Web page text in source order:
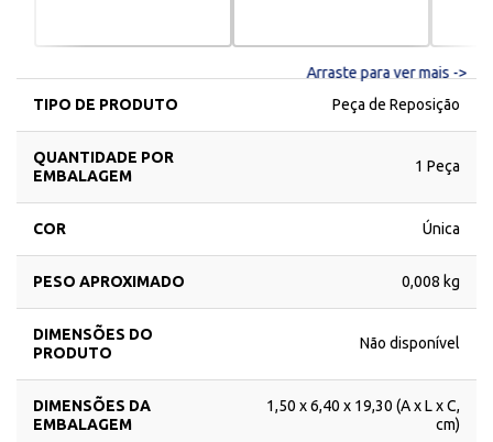
Arraste para ver mais ->
TIPO DE PRODUTO
Peça de Reposição
QUANTIDADE POR
EMBALAGEM
1 Peça
COR Única
PESO APROXIMADO 0,008 kg
DIMENSÕES DO
PRODUTO
Não disponível
DIMENSÕES DA
EMBALAGEM
1,50 x 6,40 x 19,30 (A x L x C,
cm)